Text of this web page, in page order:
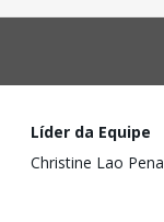
Líder da Equipe
Christine Lao Pena